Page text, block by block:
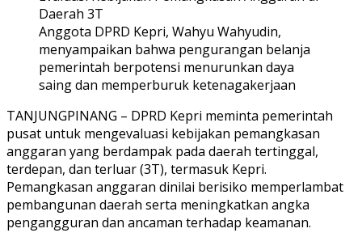
Anggota DPRD Kepri, Wahyu Wahyudin,
menyampaikan bahwa pengurangan belanja
pemerintah berpotensi menurunkan daya
saing dan memperburuk ketenagakerjaan
TANJUNGPINANG – DPRD Kepri meminta pemerintah
pusat untuk mengevaluasi kebijakan pemangkasan
anggaran yang berdampak pada daerah tertinggal,
terdepan, dan terluar (3T), termasuk Kepri.
Pemangkasan anggaran dinilai berisiko memperlambat
pembangunan daerah serta meningkatkan angka
pengangguran dan ancaman terhadap keamanan.